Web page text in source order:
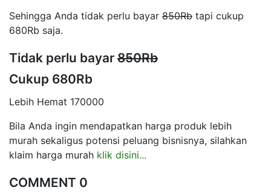
Sehingga Anda tidak perlu bayar 850Rb tapi cukup
680Rb saja.
Tidak perlu bayar 850Rb
Cukup 680Rb
Lebih Hemat 170000
Bila Anda ingin mendapatkan harga produk lebih
murah sekaligus potensi peluang bisnisnya, silahkan
klaim harga murah klik disini...
COMMENT 0